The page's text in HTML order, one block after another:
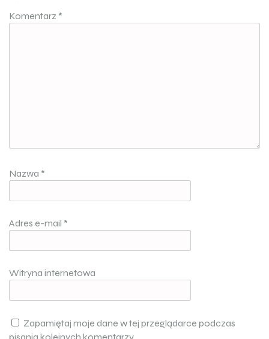
Komentarz *
Nazwa *
Adres e-mail *
Witryna internetowa
Zapamiętaj moje dane w tej przeglądarce podczas
pisania kolejnych komentarzy.